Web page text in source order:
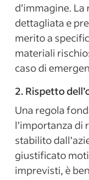
d’immagine.
dettagliata e
merito a
materiali
caso di
2. Rispetto
Una regola
l’importanza di
stabilito
giustificato
imprevisti, è